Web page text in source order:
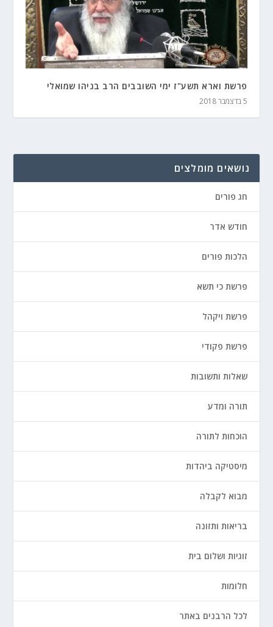
פרשת וארא תשע"ז ימי השובבים הרב בניהו שמואלי
5 בדצמבר 2018
נושאים מומלצים
חג פורים
חודש אדר
הלכות פורים
פרשת כי תשא
פרשת ויקהל
פרשת פקודי
שאלות ותשובות
תורה ומדע
הוכחות לתורה
מיסטיקה ביהדות
מבוא לקבלה
בריאות ותזונה
זוגיות ושלום בית
חלומות
לכל הרבנים באתר